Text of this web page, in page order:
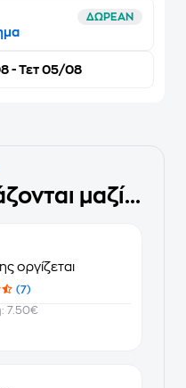
ΔΩΡΕΑΝ
- Τετ 05/08
μαζί...
οργίζεται
(7)
7.50€